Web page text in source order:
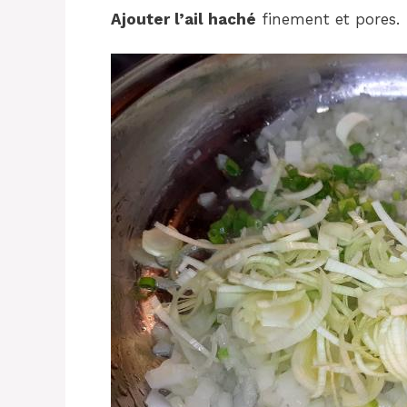
Ajouter l’ail haché finement et pores.